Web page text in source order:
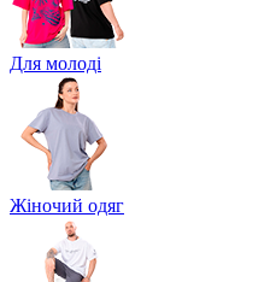
Для молоді
Жіночий одяг